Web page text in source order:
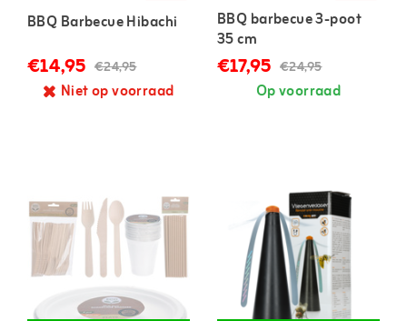
BBQ Barbecue Hibachi
€14,95 €24,95
Niet op voorraad
BBQ barbecue 3-poot
35 cm
€17,95 €24,95
Op voorraad